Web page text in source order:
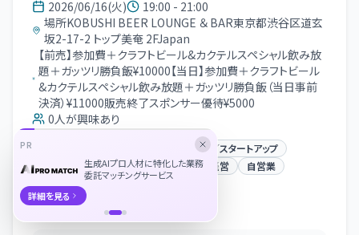
2026/06/16(火)
19:00 - 21:00
場所KOBUSHI BEER LOUNGE ＆ BAR東京都渋谷区道玄
坂2-17-2 トップ美奄 2FJapan
【前売】参加費＋クラフトビール&カクテルスペシャル飲み放
題＋ガッツリ勝負飯¥10000【当日】参加費＋クラフトビール
&カクテルスペシャル飲み放題＋ガッツリ勝負飯（当日事前
決済）¥11000販売終了スポンサー優待¥5000
0人が興味あり
ベンチャー／スタートアップ
中小企業
スタートアップ 起業 経営 自営業
イベント概要
PR
生成AIプロ人材に特化した業務
委託マッチングサービス
詳細を見る